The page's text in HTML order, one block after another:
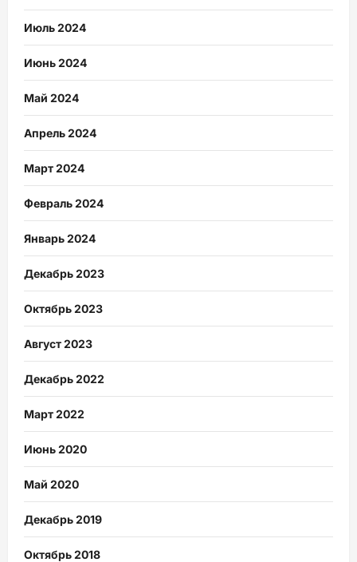
Июль 2024
Июнь 2024
Май 2024
Апрель 2024
Март 2024
Февраль 2024
Январь 2024
Декабрь 2023
Октябрь 2023
Август 2023
Декабрь 2022
Март 2022
Июнь 2020
Май 2020
Декабрь 2019
Октябрь 2018